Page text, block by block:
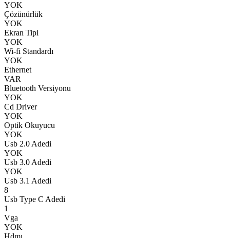
YOK
Çözünürlük
YOK
Ekran Tipi
YOK
Wi-fi Standardı
YOK
Ethernet
VAR
Bluetooth Versiyonu
YOK
Cd Driver
YOK
Optik Okuyucu
YOK
Usb 2.0 Adedi
YOK
Usb 3.0 Adedi
YOK
Usb 3.1 Adedi
8
Usb Type C Adedi
1
Vga
YOK
Hdmı